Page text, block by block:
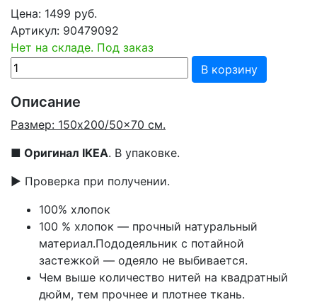
Цена: 1499 руб.
Артикул: 90479092
Нет на складе. Под заказ
В корзину
Описание
Размер: 150x200/50x70 см.
■ Оригинал IKEA. В упаковке.
▶ Проверка при получении.
100% хлопок
100 % хлопок — прочный натуральный
материал.Пододеяльник с потайной
застежкой — одеяло не выбивается.
Чем выше количество нитей на квадратный
дюйм, тем прочнее и плотнее ткань.